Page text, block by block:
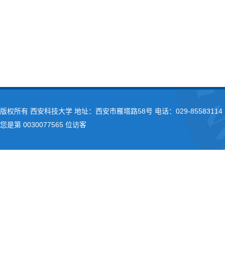
版权所有 西安科技大学 地址：西安市雁塔路58号 电话：029-
您是第 0030077565 位访客